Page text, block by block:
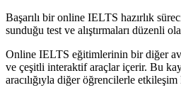
Başarılı bir online IELTS hazırlık
sunduğu test ve alıştırmaları düzenli
Online IELTS eğitimlerinin bir diğer
ve çeşitli interaktif araçlar içerir. Bu
aracılığıyla diğer öğrencilerle